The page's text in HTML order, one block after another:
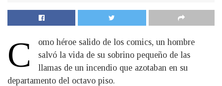
C
omo héroe salido de los comics, un hombre
salvó la vida de su sobrino pequeño de las
llamas de un incendio que azotaban en su
departamento del octavo piso.